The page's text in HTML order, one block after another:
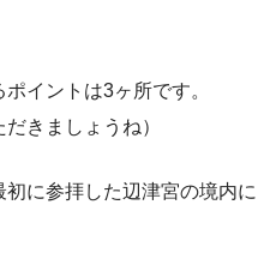
イントは3ヶ所です。
きましょうね）
に参拝した辺津宮の境内に